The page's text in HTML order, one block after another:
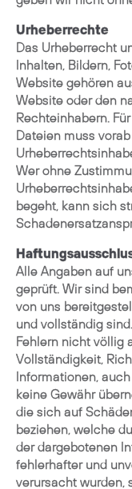
Urheberrechte
Das Urheberrecht
Inhalten, Bildern,
Website gehören
Website oder den
Rechteinhabern.
Dateien muss
Wer ohne
begeht, kann sich
Alle Angaben auf
geprüft. Wir sind
von uns
und vollständig
Fehlern nicht völlig
Vollständigkeit,
Informationen,
keine Gewähr
die sich auf
beziehen, welche
der dargebotenen
fehlerhafter und
verursacht wurden,